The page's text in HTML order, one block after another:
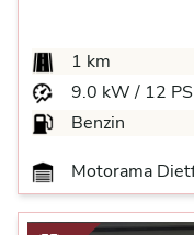
1 km
9.0 kW / 12 PS
Benzin
Motorama